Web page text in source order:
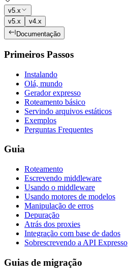
v5.x
v5.x
v4.x
Documentação
Primeiros Passos
Instalando
Olá, mundo
Gerador expresso
Roteamento básico
Servindo arquivos estáticos
Exemplos
Perguntas Frequentes
Guia
Roteamento
Escrevendo middleware
Usando o middleware
Usando motores de modelos
Manipulação de erros
Depuração
Atrás dos proxies
Integração com base de dados
Sobrescrevendo a API Expresso
Guias de migração